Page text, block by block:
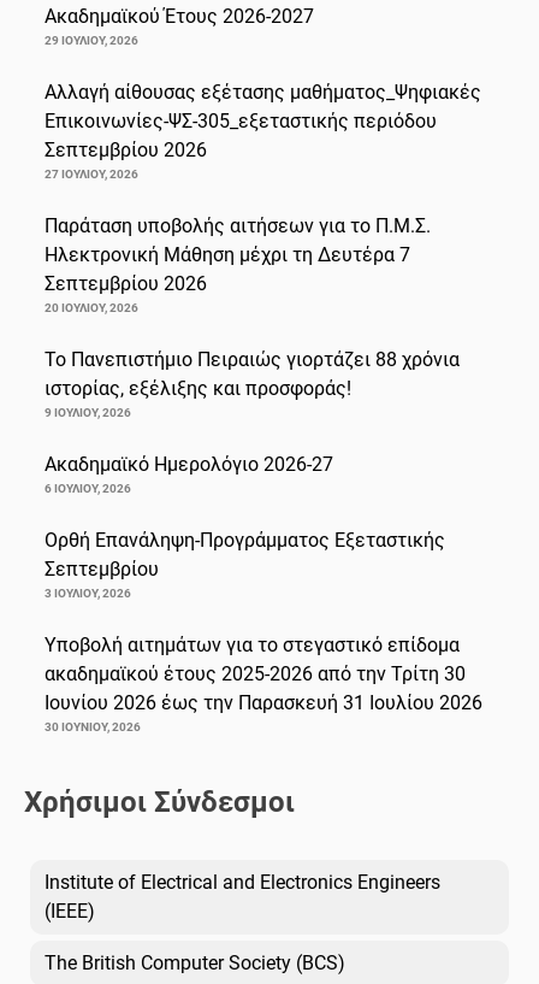
Ακαδημαϊκού Έτους 2026-2027
29 ΙΟΥΛΊΟΥ, 2026
Αλλαγή αίθουσας εξέτασης μαθήματος_Ψηφιακές
Επικοινωνίες-ΨΣ-305_εξεταστικής περιόδου
Σεπτεμβρίου 2026
27 ΙΟΥΛΊΟΥ, 2026
Παράταση υποβολής αιτήσεων για το Π.Μ.Σ.
Ηλεκτρονική Μάθηση μέχρι τη Δευτέρα 7
Σεπτεμβρίου 2026
20 ΙΟΥΛΊΟΥ, 2026
Το Πανεπιστήμιο Πειραιώς γιορτάζει 88 χρόνια
ιστορίας, εξέλιξης και προσφοράς!
9 ΙΟΥΛΊΟΥ, 2026
Ακαδημαϊκό Ημερολόγιο 2026-27
6 ΙΟΥΛΊΟΥ, 2026
Ορθή Επανάληψη-Προγράμματος Εξεταστικής
Σεπτεμβρίου
3 ΙΟΥΛΊΟΥ, 2026
Υποβολή αιτημάτων για το στεγαστικό επίδομα
ακαδημαϊκού έτους 2025-2026 από την Τρίτη 30
Ιουνίου 2026 έως την Παρασκευή 31 Ιουλίου 2026
30 ΙΟΥΝΊΟΥ, 2026
Χρήσιμοι Σύνδεσμοι
Institute of Electrical and Electronics Engineers
(IEEE)
The British Computer Society (BCS)